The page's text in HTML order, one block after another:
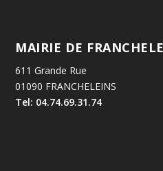
MAIRIE DE
611 Grande Rue
01090 FRANCHELEINS
Tel: 04.74.69.31.74